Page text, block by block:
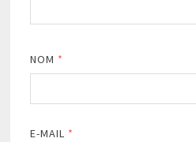
NOM *
E-MAIL *